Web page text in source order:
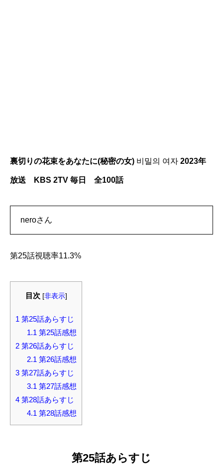
裏切りの花束をあなたに(秘密の女) 비밀의 여자 2023年
放送 KBS 2TV 毎日 全100話
neroさん
第25話視聴率11.3%
目次 [非表示]
1 第25話あらすじ
1.1 第25話感想
2 第26話あらすじ
2.1 第26話感想
3 第27話あらすじ
3.1 第27話感想
4 第28話あらすじ
4.1 第28話感想
第25話あらすじ